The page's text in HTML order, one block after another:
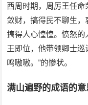
西周时期，周厉王任
敛财，搞得民不聊生，
搞得人心惶惶。愤怒
王即位，他带领卿士巡
鸣嗷嗷。”的惨状。
满山遍野的成语的意